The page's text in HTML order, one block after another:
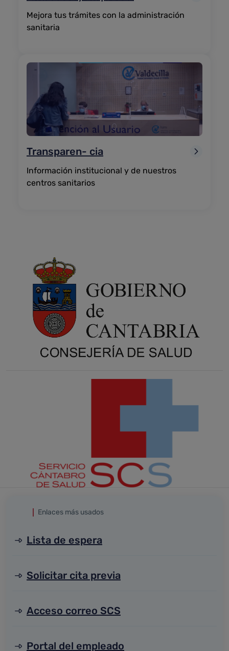
Mejora tus trámites con la administración
sanitaria
Transparen- cia
Información institucional y de nuestros
centros sanitarios
Enlaces más usados
Lista de espera
Solicitar cita previa
Acceso correo SCS
Portal del empleado